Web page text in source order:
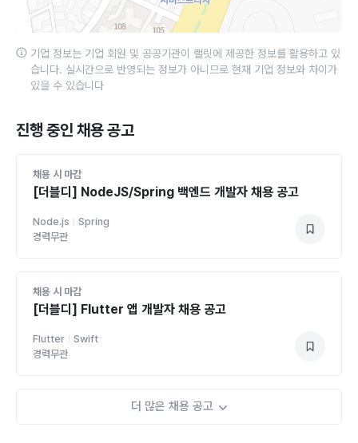
기업 정보는 기업 회원 및 공공기관이 랠릿에 제공한 정보를 활용하고 있
습니다. 실시간으로 반영되는 정보가 아니므로 현재 기업 정보와 차이가
있을 수 있습니다
진행 중인 채용 공고
채용 시 마감
[더블디] NodeJS/Spring 백엔드 개발자 채용 공고
Node.js
Spring
경력무관
채용 시 마감
[더블디] Flutter 앱 개발자 채용 공고
Flutter
Swift
경력무관
더 많은 채용 공고